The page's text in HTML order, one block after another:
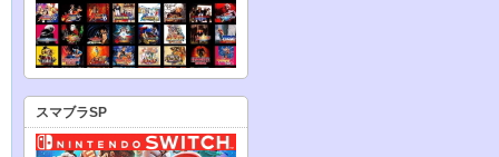
スマブラSP